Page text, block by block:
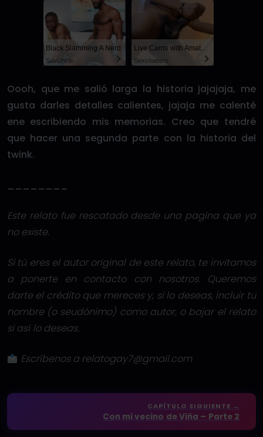
Black Slamming A Nerd
SayUncle
Live Cams with Amateur Men
Sexchatters
Oooh, que me salió larga la historia jajajaja, me
gusta darles detalles calientes, jajaja me calenté
ene escribiendo mis memorias. Creo que tendré
que hacer una segunda parte con la historia del
twink.
________
Este relato fue rescatado desde una pagina que ya
no existe.
Si tú eres el autor original de este relato, te invitamos
a ponerte en contacto con nosotros. Queremos
darte el crédito que mereces y, si lo deseas, incluir tu
nombre (o seudónimo) como autor, o bajar el relato
si así lo deseas.
Escríbenos a relatogay7@gmail.com
CAPÍTULO SIGUIENTE →
Con mi vecino de Viña – Parte 2